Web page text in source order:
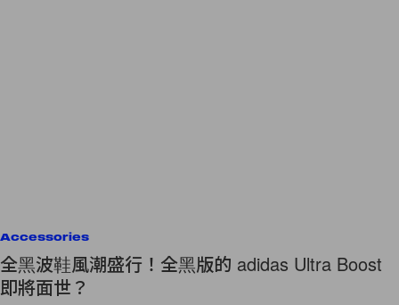
Accessories
全黑波鞋風潮盛行！全黑版的 adidas Ultra Boost
即將面世？